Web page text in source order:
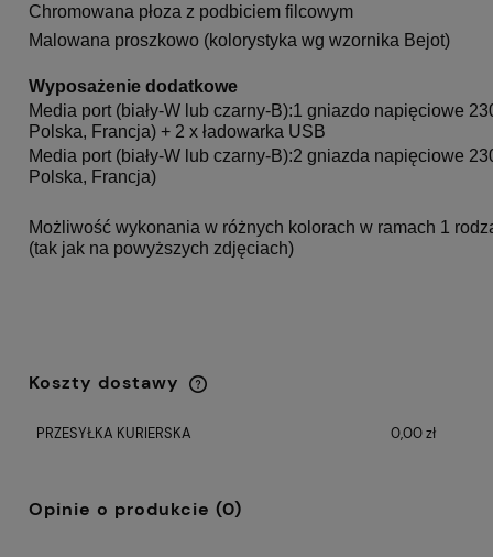
Chromowana płoza z podbiciem filcowym
Malowana proszkowo (kolorystyka wg wzornika Bejot)
Wyposażenie dodatkowe
Media port (biały-W lub czarny-B):1 gniazdo napięciowe
Polska, Francja) + 2 x ładowarka USB
Media port (biały-W lub czarny-B):2 gniazda napięciowe
Polska, Francja)
Możliwość wykonania w różnych kolorach w ramach 1
(tak jak na powyższych zdjęciach)
Koszty dostawy
Cena nie zawiera ewentualnych kosztów
PRZESYŁKA KURIERSKA
0,00 zł
Opinie o produkcie (0)